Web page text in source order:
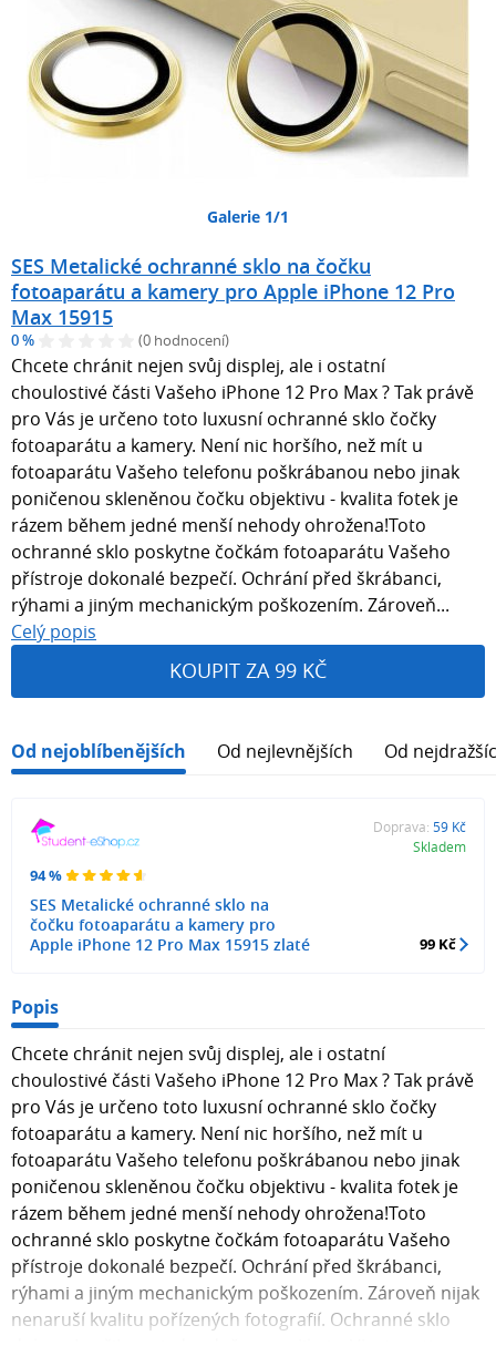
Galerie 1/1
SES Metalické ochranné sklo na čočku
fotoaparátu a kamery pro Apple iPhone 12 Pro
Max 15915
0 % (0 hodnocení)
Chcete chránit nejen svůj displej, ale i ostatní
choulostivé části Vašeho iPhone 12 Pro Max ? Tak právě
pro Vás je určeno toto luxusní ochranné sklo čočky
fotoaparátu a kamery. Není nic horšího, než mít u
fotoaparátu Vašeho telefonu poškrábanou nebo jinak
poničenou skleněnou čočku objektivu - kvalita fotek je
rázem během jedné menší nehody ohrožena!Toto
ochranné sklo poskytne čočkám fotoaparátu Vašeho
přístroje dokonalé bezpečí. Ochrání před škrábanci,
rýhami a jiným mechanickým poškozením. Zároveň...
Celý popis
KOUPIT ZA 99 KČ
Od nejoblíbenějších Od nejlevnějších Od
94 %
SES Metalické ochranné sklo na
čočku fotoaparátu a kamery pro
Apple iPhone 12 Pro Max 15915 zlaté
Doprava: 59 Kč
Skladem
99 Kč
Popis
Chcete chránit nejen svůj displej, ale i ostatní
choulostivé části Vašeho iPhone 12 Pro Max ? Tak právě
pro Vás je určeno toto luxusní ochranné sklo čočky
fotoaparátu a kamery. Není nic horšího, než mít u
fotoaparátu Vašeho telefonu poškrábanou nebo jinak
poničenou skleněnou čočku objektivu - kvalita fotek je
rázem během jedné menší nehody ohrožena!Toto
ochranné sklo poskytne čočkám fotoaparátu Vašeho
přístroje dokonalé bezpečí. Ochrání před škrábanci,
rýhami a jiným mechanickým poškozením. Zároveň nijak
nenaruší kvalitu pořízených fotografií. Ochranné sklo